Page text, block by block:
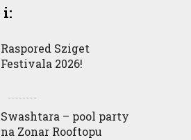
i:
Raspored Sziget
Festivala 2026!
Swashtara – pool party
na Zonar Rooftopu